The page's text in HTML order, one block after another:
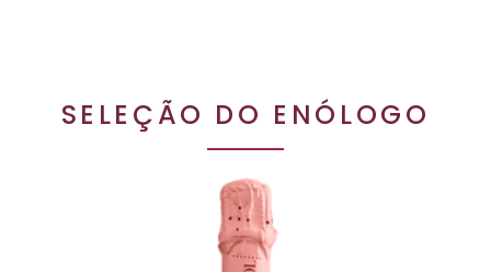
SELEÇÃO DO ENÓLOGO